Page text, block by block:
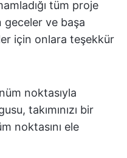
tüm proje
ve başa
için onlara teşekkür
noktasıyla
takımınızı bir
noktasını ele